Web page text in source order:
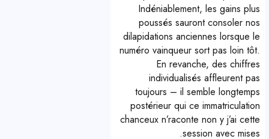
Indéniablement, les gains plus
poussés sauront consoler nos
dilapidations anciennes lorsque le
numéro vainqueur sort pas loin tôt.
En revanche, des chiffres
individualisés affleurent pas
toujours – il semble longtemps
postérieur qui ce immatriculation
chanceux n’raconte non y j’ai cette
session avec mises.